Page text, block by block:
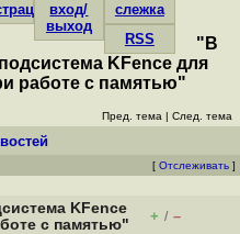
вход/
выход
слежка
RSS
"В
KFence для
работе с памятью"
Пред. тема | След. тема
[ Отслеживать ]
KFence
с памятью"
+ / –